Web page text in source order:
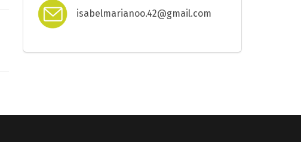
isabelmarianoo.42@gmail.com